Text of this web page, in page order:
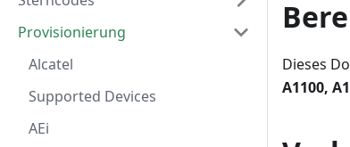
Provisionierung
Alcatel
Supported Devices
AEi
Dieses
A1100,